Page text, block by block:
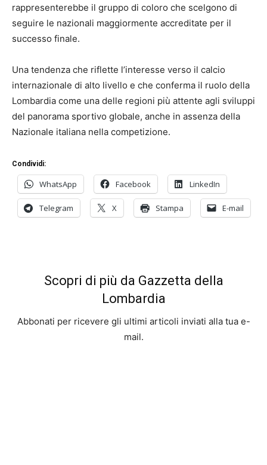
rappresenterebbe il gruppo di coloro che scelgono di
seguire le nazionali maggiormente accreditate per il
successo finale.
Una tendenza che riflette l’interesse verso il calcio
internazionale di alto livello e che conferma il ruolo della
Lombardia come una delle regioni più attente agli sviluppi
del panorama sportivo globale, anche in assenza della
Nazionale italiana nella competizione.
Condividi:
WhatsApp Facebook LinkedIn
Telegram X Stampa E-mail
Scopri di più da Gazzetta della
Lombardia
Abbonati per ricevere gli ultimi articoli inviati alla tua e-
mail.